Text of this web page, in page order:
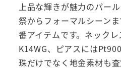
上品な輝きが魅力のパー
祭からフォーマルシーン
番アイテムです。ネック
K14WG、ピアスには
珠だけでなく地金素材も